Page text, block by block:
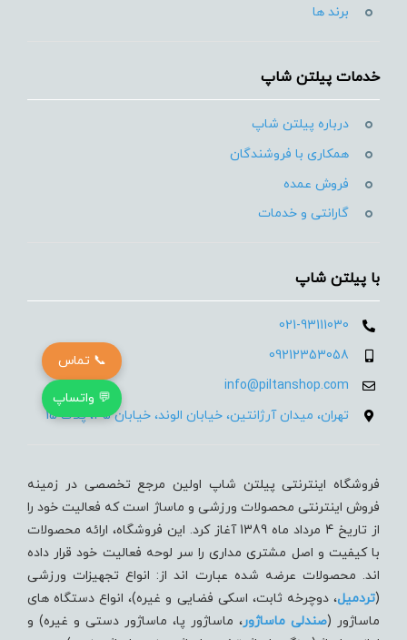
برند ها
خدمات پیلتن شاپ
درباره پیلتن شاپ
همکاری با فروشندگان
فروش عمده
گارانتی و خدمات
با پیلتن شاپ
021-93111030
09212353058
info@piltanshop.com
تهران، میدان آرژانتین، خیابان الوند، خیابان 35، پلاک 15
فروشگاه اینترنتی پیلتن شاپ اولین مرجع تخصصی در زمینه
فروش اینترنتی محصولات ورزشی و ماساژ است که فعالیت خود را
از تاریخ 4 مرداد ماه 1389 آغاز کرد. این فروشگاه، ارائه محصولات
با کیفیت و اصل مشتری مداری را سر لوحه فعالیت خود قرار داده
اند. محصولات عرضه شده عبارت اند از: انواع تجهیزات ورزشی
(تردميل، دوچرخه ثابت، اسکی فضایی و غیره)، انواع دستگاه های
ماساژور (صندلی ماساژور، ماساژور پا، ماساژور دستی و غیره) و
📞 تماس
💬 واتساپ